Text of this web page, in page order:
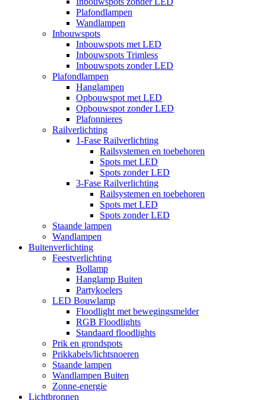
Plafondlampen
Wandlampen
Inbouwspots
Inbouwspots met LED
Inbouwspots Trimless
Inbouwspots zonder LED
Plafondlampen
Hanglampen
Opbouwspot met LED
Opbouwspot zonder LED
Plafonnieres
Railverlichting
1-Fase Railverlichting
Railsystemen en toebehoren
Spots met LED
Spots zonder LED
3-Fase Railverlichting
Railsystemen en toebehoren
Spots met LED
Spots zonder LED
Staande lampen
Wandlampen
Buitenverlichting
Feestverlichting
Bollamp
Hanglamp Buiten
Partykoelers
LED Bouwlamp
Floodlight met bewegingsmelder
RGB Floodlights
Standaard floodlights
Prik en grondspots
Prikkabels/lichtsnoeren
Staande lampen
Wandlampen Buiten
Zonne-energie
Lichtbronnen